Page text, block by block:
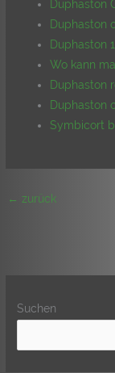
Duphaston
Duphaston
Duphaston
Wo kann
Duphaston
Duphaston
Symbicort
← zurück
Suchen